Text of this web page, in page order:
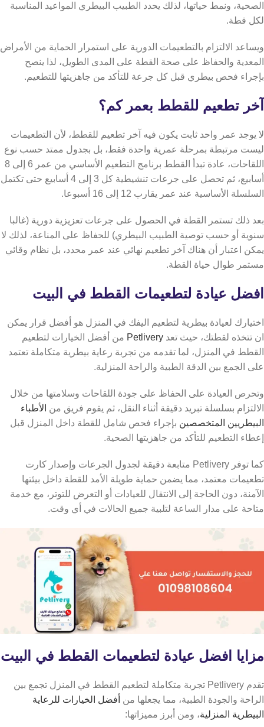
الصحية، ونمط حياتها، لذلك يحدد الطبيب البيطري المواعيد المناسبة
لكل قطة.
ويساعد الالتزام بالتطعيمات الدورية على استمرار الحماية من الأمراض
المعدية والحفاظ على صحة القطة على المدى الطويل، لذا ينصح
بإجراء فحص بيطري قبل كل جرعة للتأكد من جاهزيتها للتطعيم.
آخر تطعيم للقطط بعمر كم؟
لا يوجد عمر واحد ثابت يكون فيه آخر تطعيم للقطط، لأن التطعيمات
ليست مرتبطة بمرحلة عمرية واحدة فقط، بل بجدول ممتد حسب نوع
اللقاحات،
عادة تبدأ القطط برنامج التطعيم الأساسي من عمر 6 إلى 8
أسابيع، ثم تحصل على جرعات تنشيطية كل 3 إلى 4 أسابيع حتى تكتمل
السلسلة الأساسية عند عمر يقارب 12 إلى 16 أسبوعا.
بعد ذلك تستمر القطة في الحصول على جرعات تعزيزية دورية (غالبا
سنوية أو حسب توصية الطبيب البيطري) للحفاظ على المناعة، لذلك لا
يمكن اعتبار أن هناك آخر تطعيم نهائي عند عمر محدد، بل نظام وقائي
مستمر طوال حياة القطة.
افضل عيادة لتطعيمات القطط في البيت
اختيارك لعيادة بيطرية لتطعيم اليفك في المنزل هو أفضل قرار يمكن
ان تتخذه لقطتك، حيث تعد Petlivery من أفضل الخيارات لتطعيم
القطط في المنزل، لما تقدمه من تجربة رعاية بيطرية متكاملة تعتمد
على الجمع بين الدقة الطبية والراحة المنزلية.
وتحرص العيادة على الحفاظ على جودة اللقاحات وسلامتها من خلال
الالتزام بسلسلة تبريد دقيقة أثناء النقل، ثم يقوم فريق من الأطباء
البيطريين المتخصصين بإجراء فحص شامل للقطة داخل المنزل قبل
إعطاء التطعيم للتأكد من جاهزيتها الصحية.
كما توفر Petlivery متابعة دقيقة لجدول الجرعات وإصدار كارت
تطعيمات معتمد، مما يضمن حماية طويلة الأمد للقطة داخل بيئتها
الآمنة، دون الحاجة إلى الانتقال للعيادات أو التعرض للتوتر، مع خدمة
متاحة على مدار الساعة لتلبية جميع الحالات في أي وقت.
مزايا افضل عيادة لتطعيمات القطط في البيت
تقدم Petlivery تجربة متكاملة لتطعيم القطط في المنزل تجمع بين
الراحة والجودة الطبية، مما يجعلها من أفضل الخيارات للرعاية
البيطرية المنزلية، ومن أبرز مميزاتها: